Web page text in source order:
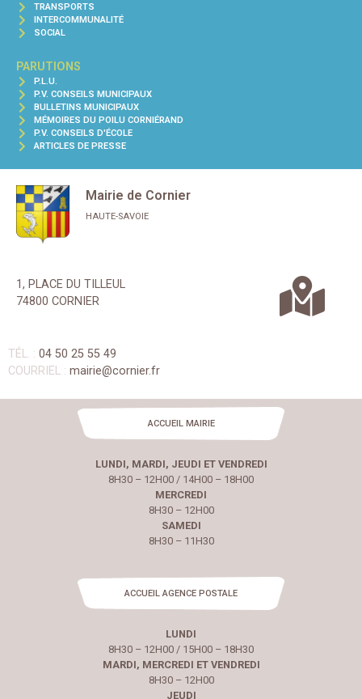
TRANSPORTS
INTERCOMMUNALITÉ
SOCIAL
PARUTIONS
P.L.U.
P.V. CONSEILS MUNICIPAUX
BULLETINS MUNICIPAUX
MÉMOIRES DU POILU CORNIÉRAND
P.V. CONSEILS D'ÉCOLE
ARTICLES DE PRESSE
Mairie de Cornier
HAUTE-SAVOIE
1, PLACE DU TILLEUL
74800 CORNIER
TÉL. : 04 50 25 55 49
COURRIEL : mairie@cornier.fr
ACCUEIL MAIRIE
LUNDI, MARDI, JEUDI ET VENDREDI
8H30 – 12H00 / 14H00 – 18H00
MERCREDI
8H30 – 12H00
SAMEDI
8H30 – 11H30
ACCUEIL AGENCE POSTALE
LUNDI
8H30 – 12H00 / 15H00 – 18H30
MARDI, MERCREDI ET VENDREDI
8H30 – 12H00
JEUDI